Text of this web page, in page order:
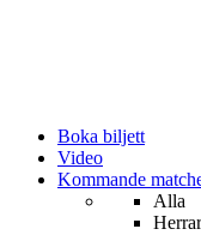
Boka biljett
Video
Kommande
Alla
Herrar